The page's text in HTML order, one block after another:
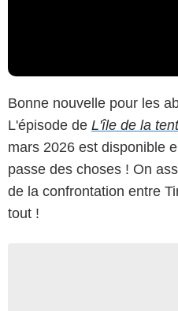
Bonne nouvelle pour les
L'épisode de L'île de la
mars 2026 est disponible
passe des choses ! On
de la confrontation entre
tout !